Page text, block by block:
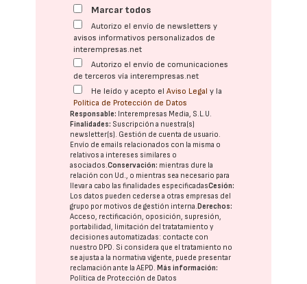
Marcar todos
Autorizo el envío de newsletters y
avisos informativos personalizados de
interempresas.net
Autorizo el envío de comunicaciones
de terceros vía interempresas.net
He leído y acepto elAviso Legal y la
Política de Protección de Datos
Responsable: Interempresas Media, S.L.U.
Finalidades: Suscripción a nuestra(s)
newsletter(s). Gestión de cuenta de usuario.
Envío de emails relacionados con la misma o
relativos a intereses similares o
asociados.Conservación: mientras dure la
relación con Ud., o mientras sea necesario para
llevar a cabo las finalidades especificadasCesión:
Los datos pueden cederse a otras empresas del
grupo por motivos de gestión interna. Derechos:
Acceso, rectificación, oposición, supresión,
portabilidad, limitación del tratatamiento y
decisiones automatizadas: contacte con
nuestro DPD. Si considera que el tratamiento no
se ajusta a la normativa vigente, puede presentar
reclamación ante laAEPD. Más información:
Política de Protección de Datos